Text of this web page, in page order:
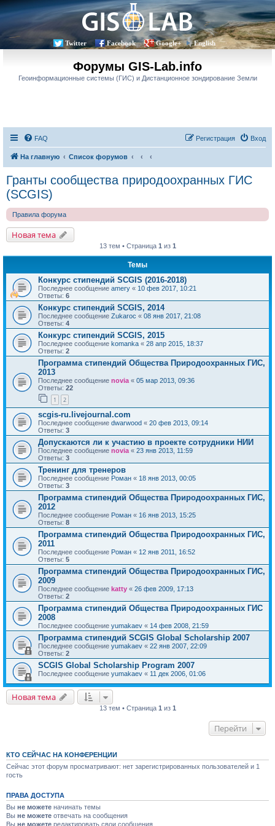
Twitter Facebook Google+ English
Форумы GIS-Lab.info
Геоинформационные системы (ГИС) и Дистанционное зондирование Земли
FAQ Вход
Регистрация
На главную Список форумов
Гранты сообщества природоохранных ГИС
(SCGIS)
Правила форума
Новая тема
13 тем • Страница 1 из 1
Темы
Конкурс стипендий SCGIS (2016-2018)
Последнее сообщение amery « 10 фев 2017, 10:21
Ответы: 6
Конкурс стипендий SCGIS, 2014
Последнее сообщение Zukaroc « 08 янв 2017, 21:08
Ответы: 4
Конкурс стипендий SCGIS, 2015
Последнее сообщение komanka « 28 апр 2015, 18:37
Ответы: 2
Программа стипендий Общества Природоохранных ГИС,
2013
Последнее сообщение novia « 05 мар 2013, 09:36
Ответы: 22
1 2
scgis-ru.livejournal.com
Последнее сообщение dwarwood « 20 фев 2013, 09:14
Ответы: 3
Допускаются ли к участию в проекте сотрудники НИИ
Последнее сообщение novia « 23 янв 2013, 11:59
Ответы: 3
Тренинг для тренеров
Последнее сообщение Роман « 18 янв 2013, 00:05
Ответы: 3
Программа стипендий Общества Природоохранных ГИС,
2012
Последнее сообщение Роман « 16 янв 2013, 15:25
Ответы: 8
Программа стипендий Общества Природоохранных ГИС,
2011
Последнее сообщение Роман « 12 янв 2011, 16:52
Ответы: 5
Программа стипендий Общества Природоохранных ГИС,
2009
Последнее сообщение katty « 26 фев 2009, 17:13
Ответы: 2
Программа стипендий Общества Природоохранных ГИС
2008
Последнее сообщение yumakaev « 14 фев 2008, 21:59
Программа стипендий SCGIS Global Scholarship 2007
Последнее сообщение yumakaev « 22 янв 2007, 22:09
Ответы: 2
SCGIS Global Scholarship Program 2007
Последнее сообщение yumakaev « 11 дек 2006, 01:06
Новая тема
13 тем • Страница 1 из 1
Перейти
КТО СЕЙЧАС НА КОНФЕРЕНЦИИ
Сейчас этот форум просматривают: нет зарегистрированных пользователей и 1
гость
ПРАВА ДОСТУПА
Вы не можете начинать темы
Вы не можете отвечать на сообщения
Вы не можете редактировать свои сообщения